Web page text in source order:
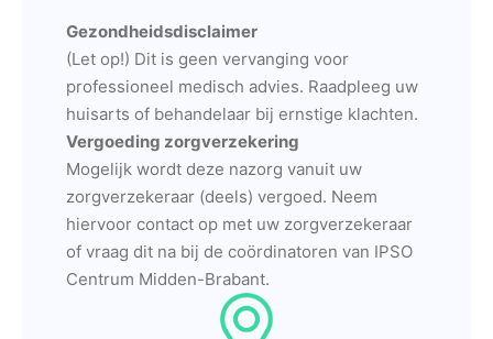
Gezondheidsdisclaimer
(Let op!) Dit is geen vervanging voor
professioneel medisch advies. Raadpleeg uw
huisarts of behandelaar bij ernstige klachten.
Vergoeding zorgverzekering
Mogelijk wordt deze nazorg vanuit uw
zorgverzekeraar (deels) vergoed. Neem
hiervoor contact op met uw zorgverzekeraar
of vraag dit na bij de coördinatoren van IPSO
Centrum Midden-Brabant.